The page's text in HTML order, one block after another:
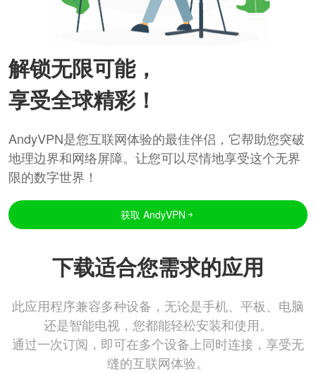
解锁无限可能，
享受全球精彩！
AndyVPN是您互联网体验的最佳伴侣，它帮助您突破
地理边界和网络屏障。让您可以尽情地享受这个无界
限的数字世界！
获取 AndyVPN
下载适合您需求的应用
此应用程序兼容多种设备，无论是手机、平板、电脑
还是智能电视，您都能轻松安装和使用。
通过一次订阅，即可在多个设备上同时连接，享受无
缝的互联网体验。